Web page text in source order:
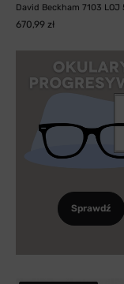
David Beckham 7103 LOJ
670,99 zł
Sprawdź